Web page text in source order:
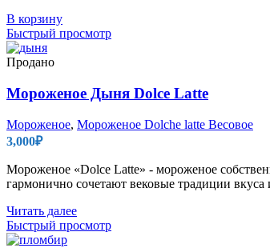
В корзину
Быстрый просмотр
Продано
Мороженое Дыня Dolce Latte
Мороженое, Мороженое Dolche latte Весовое
3,000₽
Мороженое «Dolce Latte» - мороженое
гармонично сочетают вековые традиции
Читать далее
Быстрый просмотр